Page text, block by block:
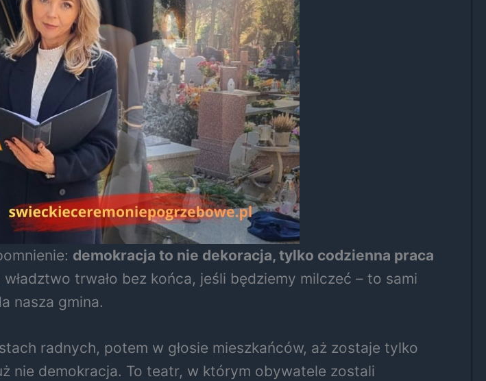
demokracja to nie dekoracja, tylko codzienna praca
trwało bez końca, jeśli będziemy milczeć – to sami
nasza gmina.
radnych, potem w głosie mieszkańców, aż zostaje tylko
nie demokracja. To teatr, w którym obywatele zostali